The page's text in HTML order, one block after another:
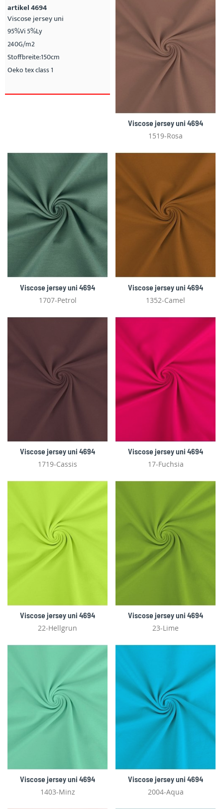
artikel 4694
Viscose jersey uni
95%Vi 5%Ly
240G/m2
Stoffbreite:150cm
Oeko tex class 1
Viscose jersey uni 4694
1519-Rosa
Viscose jersey uni 4694
1707-Petrol
Viscose jersey uni 4694
1352-Camel
Viscose jersey uni 4694
1719-Cassis
Viscose jersey uni 4694
17-Fuchsia
Viscose jersey uni 4694
22-Hellgrun
Viscose jersey uni 4694
23-Lime
Viscose jersey uni 4694
1403-Minz
Viscose jersey uni 4694
2004-Aqua